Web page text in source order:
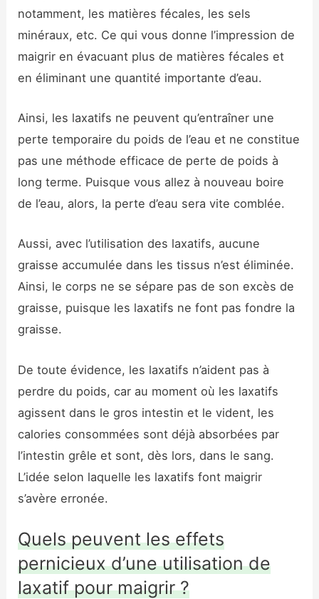
notamment, les matières fécales, les sels
minéraux, etc. Ce qui vous donne l’impression de
maigrir en évacuant plus de matières fécales et
en éliminant une quantité importante d’eau.
Ainsi, les laxatifs ne peuvent qu’entraîner une
perte temporaire du poids de l’eau et ne constitue
pas une méthode efficace de perte de poids à
long terme. Puisque vous allez à nouveau boire
de l’eau, alors, la perte d’eau sera vite comblée.
Aussi, avec l’utilisation des laxatifs, aucune
graisse accumulée dans les tissus n’est éliminée.
Ainsi, le corps ne se sépare pas de son excès de
graisse, puisque les laxatifs ne font pas fondre la
graisse.
De toute évidence, les laxatifs n’aident pas à
perdre du poids, car au moment où les laxatifs
agissent dans le gros intestin et le vident, les
calories consommées sont déjà absorbées par
l’intestin grêle et sont, dès lors, dans le sang.
L’idée selon laquelle les laxatifs font maigrir
s’avère erronée.
Quels peuvent les effets
pernicieux d’une utilisation de
laxatif pour maigrir ?